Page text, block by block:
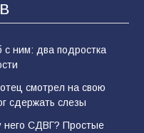
с ним: два подростка
смотрел на свою
сдержать слезы
него СДВГ? Простые